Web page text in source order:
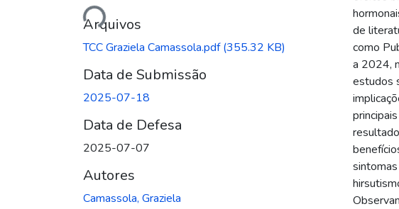
Arquivos
TCC Graziela Camassola.pdf(355.32 KB)
Data de Submissão
2025-07-18
Data de Defesa
2025-07-07
Autores
Camassola, Graziela
de
como
a 2024,
estudos